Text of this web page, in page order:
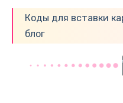
Коды для вставки
блог